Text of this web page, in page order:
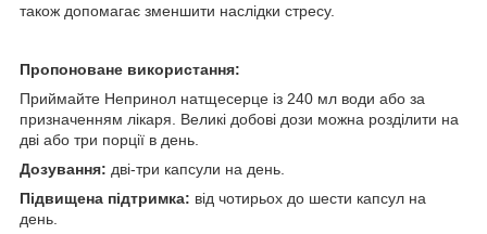
також допомагає зменшити наслідки стресу.
Пропоноване використання:
Приймайте Непринол натщесерце із 240 мл води або за
призначенням лікаря. Великі добові дози можна розділити на
дві або три порції в день.
Дозування: дві-три капсули на день.
Підвищена підтримка: від чотирьох до шести капсул на
день.